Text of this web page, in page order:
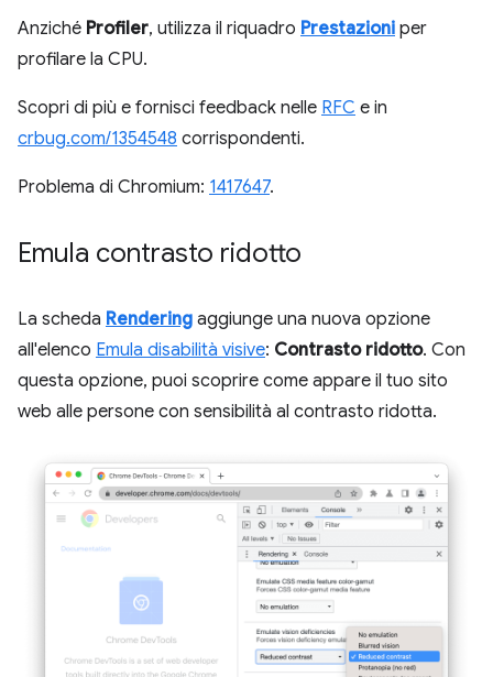
Anziché Profiler, utilizza il riquadro Prestazioni per
profilare la CPU.
Scopri di più e fornisci feedback nelle RFC e in
crbug.com/1354548 corrispondenti.
Problema di Chromium: 1417647.
Emula contrasto ridotto
La scheda Rendering aggiunge una nuova opzione
all'elenco Emula disabilità visive: Contrasto ridotto. Con
questa opzione, puoi scoprire come appare il tuo sito
web alle persone con sensibilità al contrasto ridotta.